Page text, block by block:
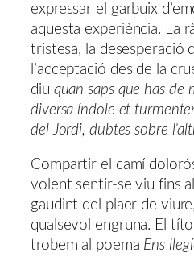
expressar el garbuix
aquesta experiència. La
tristesa, la desesperació
l’acceptació des de la
diu quan saps que has de
diversa índole et
del Jordi, dubtes sobre
Compartir el camí
volent sentir-se viu fins
gaudint del plaer de
qualsevol engruna. El
trobem al poema Ens